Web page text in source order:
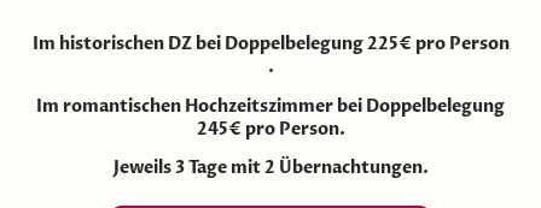
Im historischen DZ bei Doppelbelegung 225€ pro Person
.
Im romantischen Hochzeitszimmer bei Doppelbelegung
245€ pro Person.
Jeweils 3 Tage mit 2 Übernachtungen.